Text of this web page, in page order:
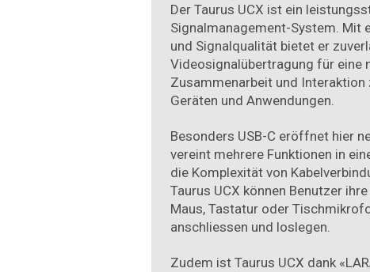
Der Taurus UCX ist ein
Signalmanagement-System. Mit
und Signalqualität bietet er
Videosignalübertragung für eine
Zusammenarbeit und Interaktion
Geräten und Anwendungen.
Besonders USB-C eröffnet hier
vereint mehrere Funktionen in
die Komplexität von
Taurus UCX können Benutzer
Maus, Tastatur oder
anschliessen und loslegen.
Zudem ist Taurus UCX dank